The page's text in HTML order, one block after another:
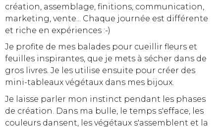
création, assemblage, finitions, communication,
marketing, vente... Chaque journée est différente
et riche en expériences :-)
Je profite de mes balades pour cueillir fleurs et
feuilles inspirantes, que je mets à sécher dans de
gros livres. Je les utilise ensuite pour créer des
mini-tableaux végétaux dans mes bijoux.
Je laisse parler mon instinct pendant les phases
de création. Dans ma bulle, le temps s'efface, les
couleurs dansent, les végétaux s'assemblent et la